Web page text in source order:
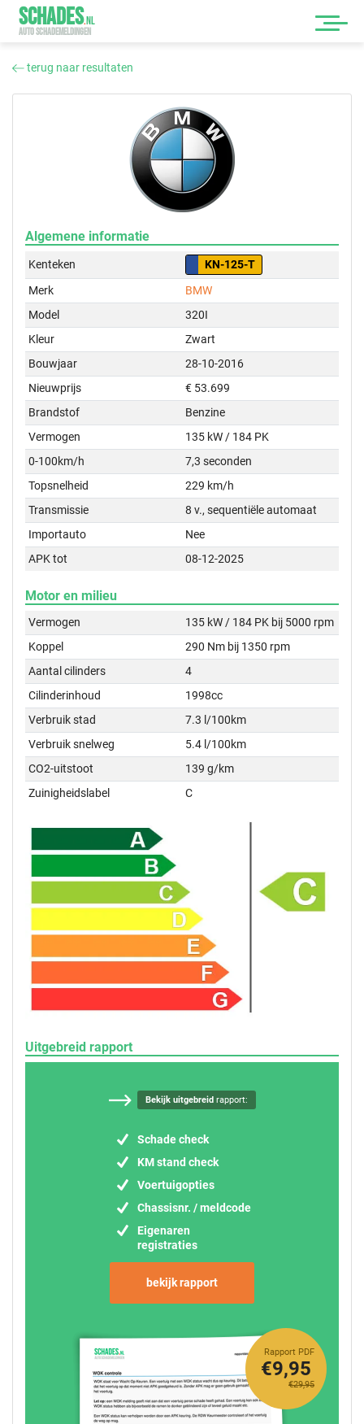
SCHADES.NL
AUTO SCHADEMELDINGEN
terug naar resultaten
Algemene informatie
Kenteken
KN-125-T
Merk
BMW
Model
320I
Kleur
Zwart
Bouwjaar
28-10-2016
Nieuwprijs
€ 53.699
Brandstof
Benzine
Vermogen
135 kW / 184 PK
0-100km/h
7,3 seconden
Topsnelheid
229 km/h
Transmissie
8 v., sequentiële automaat
Importauto
Nee
APK tot
08-12-2025
Motor en milieu
Vermogen
135 kW / 184 PK bij 5000 rpm
Koppel
290 Nm bij 1350 rpm
Aantal cilinders
4
Cilinderinhoud
1998cc
Verbruik stad
7.3 l/100km
Verbruik snelweg
5.4 l/100km
CO2-uitstoot
139 g/km
Zuinigheidslabel
C
Uitgebreid rapport
Bekijk uitgebreidrapport:
Schade check
KM stand check
Voertuigopties
Chassisnr. / meldcode
Eigenaren
registraties
bekijk rapport
Rapport PDF
€29,95
€9,95